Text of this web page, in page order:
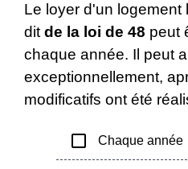
Le loyer d'un logement
dit de la loi de 48 peut
chaque année. Il peut
exceptionnellement,
modificatifs ont été
check_box_outline_blank Chaque année